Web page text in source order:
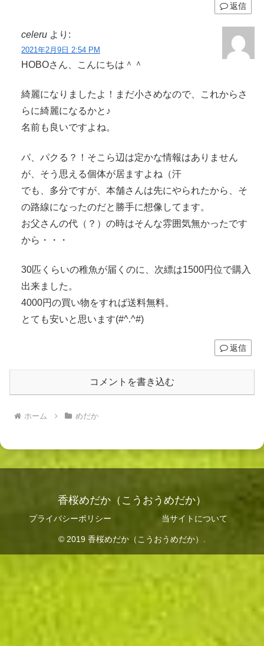
返信
celeru より:
2021年2月9日 2:54 PM
HOBOさん、こんにちは＾＾
綺麗になりましたよ！まだ小さめなので、これからさ
らに綺麗になるかと♪
名前も良いですよね。
パ、パクる？！そこら辺は定かな情報はありません
が、そう思える個体が居ますよね（汗
でも、多分ですが、本舗さんは先にやられたから、そ
の路線になったのだと勝手に想像してます。
お父さんの代（？）の時はそんな雰囲気無かったです
から・・・
30匹くらいの稚魚が届くのに、次縹は1500円位で購入
出来ました。
4000円の買い物をすれば送料無料。
とても安いと思います(#^.^#)
返信
コメントを書き込む
ホーム めだか
香桜めだか（こうおうめだか）
プライバシーポリシー 当サイトについて
© 2019 香桜めだか（こうおうめだか）.